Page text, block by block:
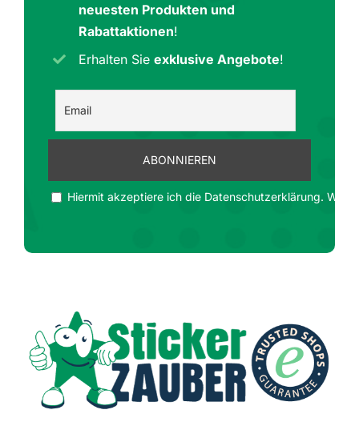
neuesten Produkten und
Rabattaktionen!
Erhalten Sieexklusive Angebote!
Hiermit akzeptiere ich die Datenschutzerklärung. Wir